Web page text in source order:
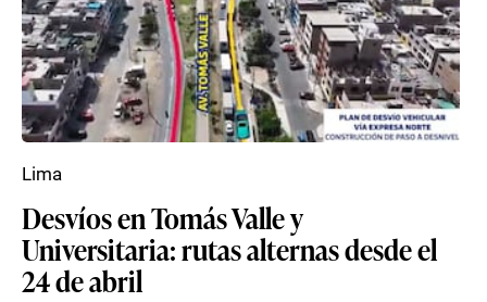
Desvíos en Tomás Valle y
Universitaria: rutas alternas desde el
24 de abril
Lima